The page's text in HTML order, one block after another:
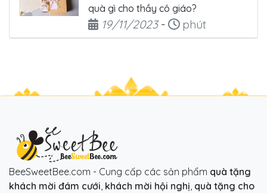
quà gì cho thầy cô giáo?
Ngày đăng
19/11/2023- Thời gian đọc
phút
BeeSweetBee.com - Cung cấp các sản phẩm quà tặng
khách mời đám cưới khách mời hội nghị quà tặng cho